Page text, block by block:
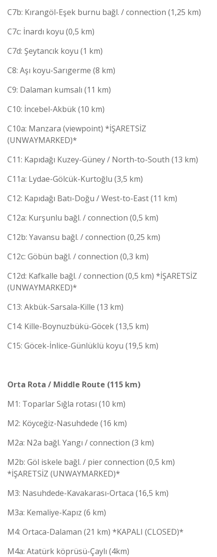
C7b: Kırangöl-Eşek burnu bağl. / connection (1,25 km)
C7c: İnardı koyu (0,5 km)
C7d: Şeytancık koyu (1 km)
C8: Aşı koyu-Sarıgerme (8 km)
C9: Dalaman kumsalı (11 km)
C10: İncebel-Akbük (10 km)
C10a: Manzara (viewpoint) *İŞARETSİZ
(UNWAYMARKED)*
C11: Kapıdağı Kuzey-Güney / North-to-South (13 km)
C11a: Lydae-Gölcük-Kurtoğlu (3,5 km)
C12: Kapıdağı Batı-Doğu / West-to-East (11 km)
C12a: Kurşunlu bağl. / connection (0,5 km)
C12b: Yavansu bağl. / connection (0,25 km)
C12c: Göbün bağl. / connection (0,3 km)
C12d: Kafkalle bağl. / connection (0,5 km) *İŞARETSİZ
(UNWAYMARKED)*
C13: Akbük-Sarsala-Kille (13 km)
C14: Kille-Boynuzbükü-Göcek (13,5 km)
C15: Göcek-İnlice-Günlüklü koyu (19,5 km)
Orta Rota / Middle Route (115 km)
M1: Toparlar Sığla rotası (10 km)
M2: Köyceğiz-Nasuhdede (16 km)
M2a: N2a bağl. Yangı / connection (3 km)
M2b: Göl iskele bağl. / pier connection (0,5 km)
*İŞARETSİZ (UNWAYMARKED)*
M3: Nasuhdede-Kavakarası-Ortaca (16,5 km)
M3a: Kemaliye-Kapız (6 km)
M4: Ortaca-Dalaman (21 km) *KAPALI (CLOSED)*
M4a: Atatürk köprüsü-Çaylı (4km)